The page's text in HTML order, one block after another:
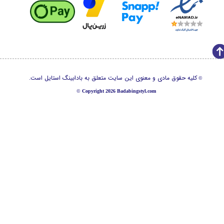
©کلیه حقوق مادی و معنوی این سایت متعلق به بادابینگ استایل است.
© Copyright 2026 Badabingstyl.com